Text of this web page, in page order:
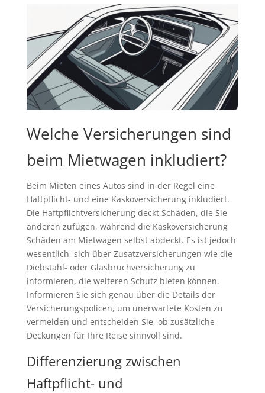
Welche Versicherungen sind
beim Mietwagen inkludiert?
Beim Mieten eines Autos sind in der Regel eine
Haftpflicht- und eine Kaskoversicherung inkludiert.
Die Haftpflichtversicherung deckt Schäden, die Sie
anderen zufügen, während die Kaskoversicherung
Schäden am Mietwagen selbst abdeckt. Es ist jedoch
wesentlich, sich über Zusatzversicherungen wie die
Diebstahl- oder Glasbruchversicherung zu
informieren, die weiteren Schutz bieten können.
Informieren Sie sich genau über die Details der
Versicherungspolicen, um unerwartete Kosten zu
vermeiden und entscheiden Sie, ob zusätzliche
Deckungen für Ihre Reise sinnvoll sind.
Differenzierung zwischen
Haftpflicht- und